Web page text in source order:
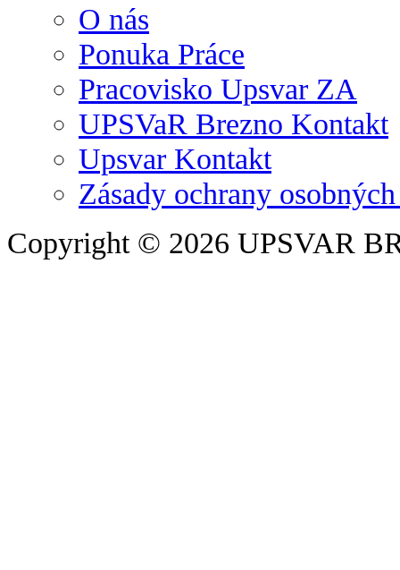
O nás
Ponuka Práce
Pracovisko Upsvar ZA
UPSVaR Brezno Kontakt
Upsvar Kontakt
Zásady ochrany
Copyright © 2026 UPSVAR